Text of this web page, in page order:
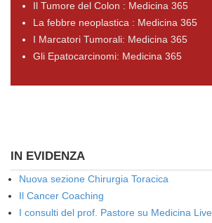
Il Tumore del Colon : Medicina 365
La febbre neoplastica : Medicina 365
I Marcatori Tumorali: Medicina 365
Gli Epatocarcinomi: Medicina 365
IN EVIDENZA
Nuova sezione Chirurgia Toracica
Il Cancer Coaching
I consulti del prof. Pastore su Medicina Live